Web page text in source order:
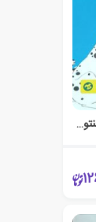
دفتر انیمیشن سایز A6 (لنتو) سگهای‌خالدار